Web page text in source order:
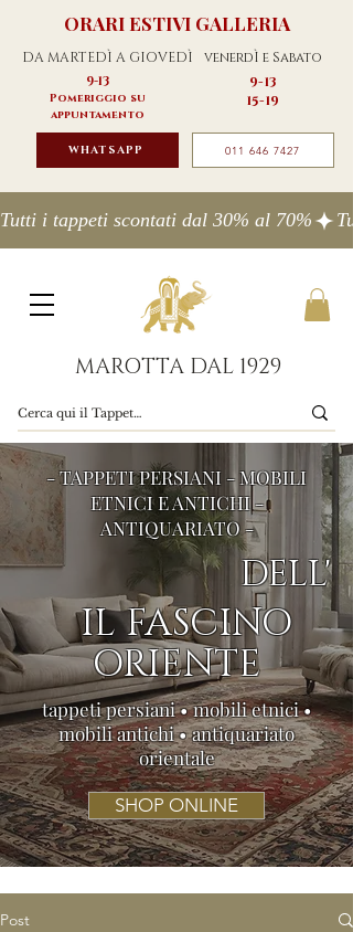
ORARI ESTIVI GALLERIA
DA MARTEDÌ A GIOVEDÌ venerdÌ e Sabato
9-13
Pomeriggio su
appuntamento
9-13
15-19
WHATSAPP 011 646 7427
Tutti i tappeti scontati dal 30% al 70%
MAROTTA DAL 1929
- TAPPETI PERSIANI - MOBILI
ETNICI E ANTICHI -
ANTIQUARIATO -
DELL'
IL FASCINO
ORIENTE
tappeti persiani • mobili etnici •
mobili antichi • antiquariato
orientale
SHOP ONLINE
Post